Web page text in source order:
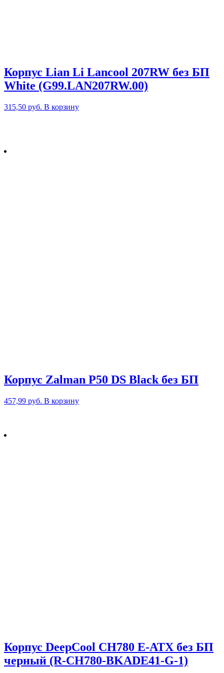
Корпус Lian Li Lancool 207RW без БП
White (G99.LAN207RW.00)
315,50 руб. В корзину
Корпус Zalman P50 DS Black без БП
457,99 руб. В корзину
Корпус DeepCool CH780 E-ATX без БП
черный (R-CH780-BKADE41-G-1)